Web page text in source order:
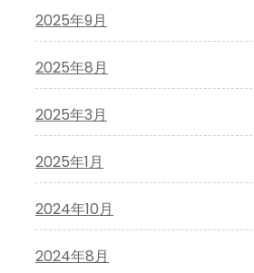
2025年9月
2025年8月
2025年3月
2025年1月
2024年10月
2024年8月